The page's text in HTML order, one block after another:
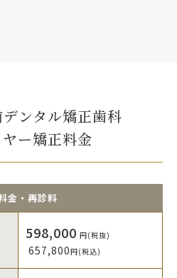
ンタル矯正歯科
ー矯正料金
金・再診料
598,000 円(税抜)
657,800円(税込)